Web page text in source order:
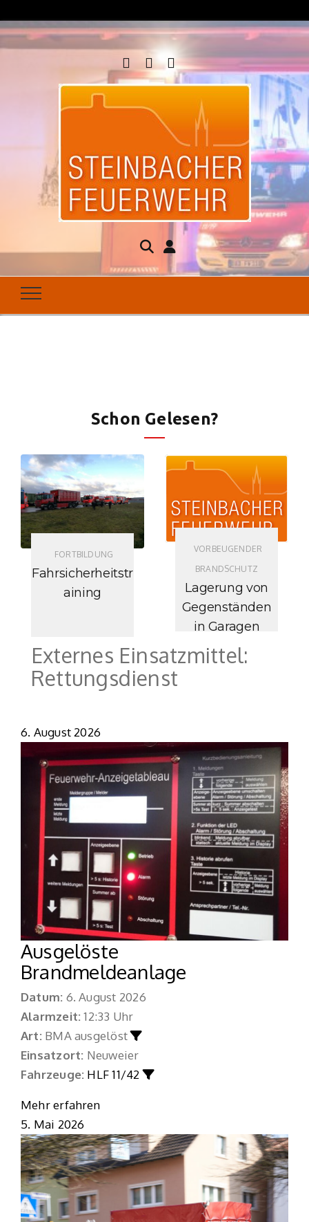
Steinbacher
Feuerwehr
Seit 1877 für Ihren Brandschutz da
Schon Gelesen?
FORTBILDUNG
Fahrsicherheitstr
aining
VORBEUGENDER
BRANDSCHUTZ
Lagerung von
Gegenständen
in Garagen
Externes Einsatzmittel:
Rettungsdienst
6. August 2026
Ausgelöste
Brandmeldeanlage
Datum: 6. August 2026
Alarmzeit:12:33 Uhr
Art:BMA ausgelöst
Einsatzort: Neuweier
Fahrzeuge: HLF 11/42
Mehr erfahren
5. Mai 2026